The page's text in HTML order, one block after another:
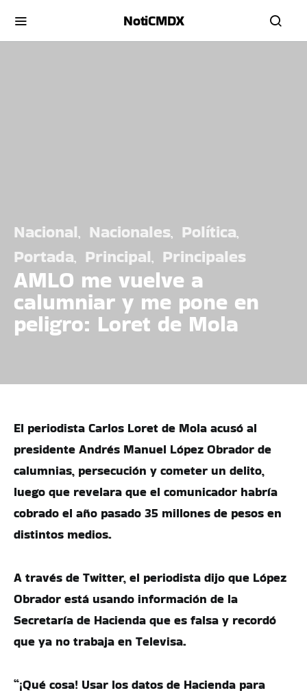
NotiCMDX
Nacional Nacionales Política
Portada Principal Principales
AMLO me vuelve a
calumniar y me pone en
peligro: Loret de Mola
El periodista Carlos Loret de Mola acusó al
presidente Andrés Manuel López Obrador de
calumnias, persecución y cometer un delito,
luego que revelara que el comunicador habría
cobrado el año pasado 35 millones de pesos en
distintos medios.
A través de Twitter, el periodista dijo que López
Obrador está usando información de la
Secretaría de Hacienda que es falsa y recordó
que ya no trabaja en Televisa.
“¡Qué cosa! Usar los datos de Hacienda para